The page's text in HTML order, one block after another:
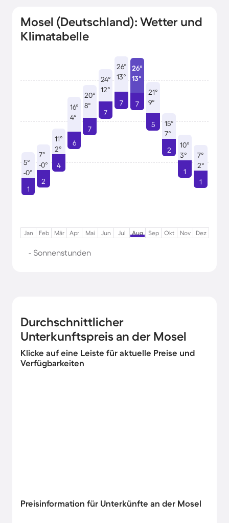
Mosel (Deutschland): Wetter und
Klimatabelle
5°
-0°
1
7°
-0°
2
11°
2°
4
16°
4°
6
20°
8°
7
24°
12°
7
26°
13°
7
26°
13°
7
21°
9°
5
15°
7°
2
10°
3°
1
7°
2°
1
Jan Feb Mär Apr Mai Jun Jul Aug Sep Okt Nov Dez
- Sonnenstunden
Durchschnittlicher
Unterkunftspreis an der Mosel
Klicke auf eine Leiste für aktuelle Preise und
Verfügbarkeiten
Preisinformation für Unterkünfte an der Mosel